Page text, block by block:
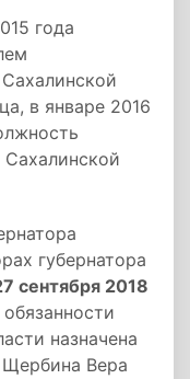
года
в январе 2016
Сахалинской
губернатора
сентября 2018
назначена
Щербина Вера